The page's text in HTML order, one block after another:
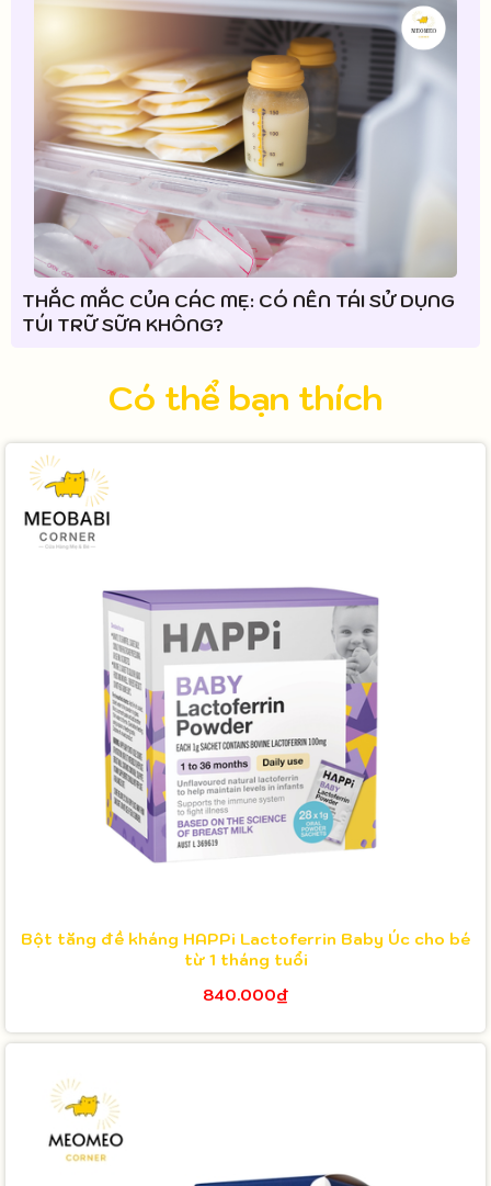
THẮC MẮC CỦA CÁC MẸ: CÓ NÊN TÁI SỬ DỤNG
TÚI TRỮ SỮA KHÔNG?
Có thể bạn thích
Bột tăng đề kháng HAPPi Lactoferrin Baby Úc cho bé
từ 1 tháng tuổi
840.000₫